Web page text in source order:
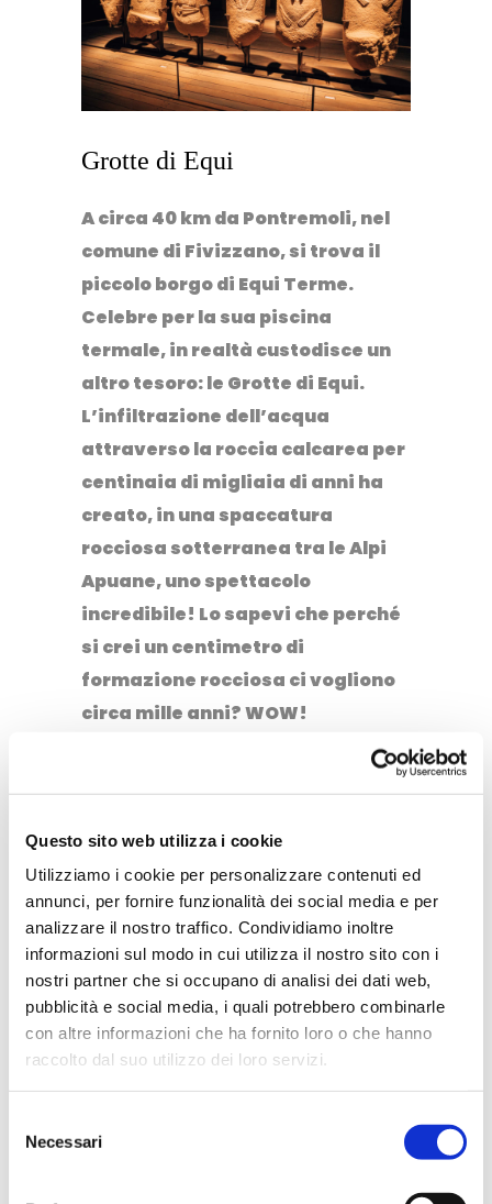
Questo sito web utilizza i cookie
Utilizziamo i cookie per personalizzare contenuti ed
annunci, per fornire funzionalità dei social media e per
analizzare il nostro traffico. Condividiamo inoltre
informazioni sul modo in cui utilizza il nostro sito con i
nostri partner che si occupano di analisi dei dati web,
pubblicità e social media, i quali potrebbero combinarle
con altre informazioni che ha fornito loro o che hanno
raccolto dal suo utilizzo dei loro servizi.
delNecessari
Grotte di Equi
A circa 40 km da Pontremoli, nel
comune di Fivizzano, si trova il
piccolo borgo di Equi Terme.
Celebre per la sua piscina
termale, in realtà custodisce un
altro tesoro: le Grotte di Equi.
L’infiltrazione dell’acqua
attraverso la roccia calcarea per
centinaia di migliaia di anni ha
creato, in una spaccatura
rocciosa sotterranea tra le Alpi
Apuane, uno spettacolo
incredibile! Lo sapevi che perché
si crei un centimetro di
formazione rocciosa ci vogliono
circa mille anni? WOW!
Durante la visita alla grotta
abbiamo fatto qualche incontro
speciale: quello con dei piccoli